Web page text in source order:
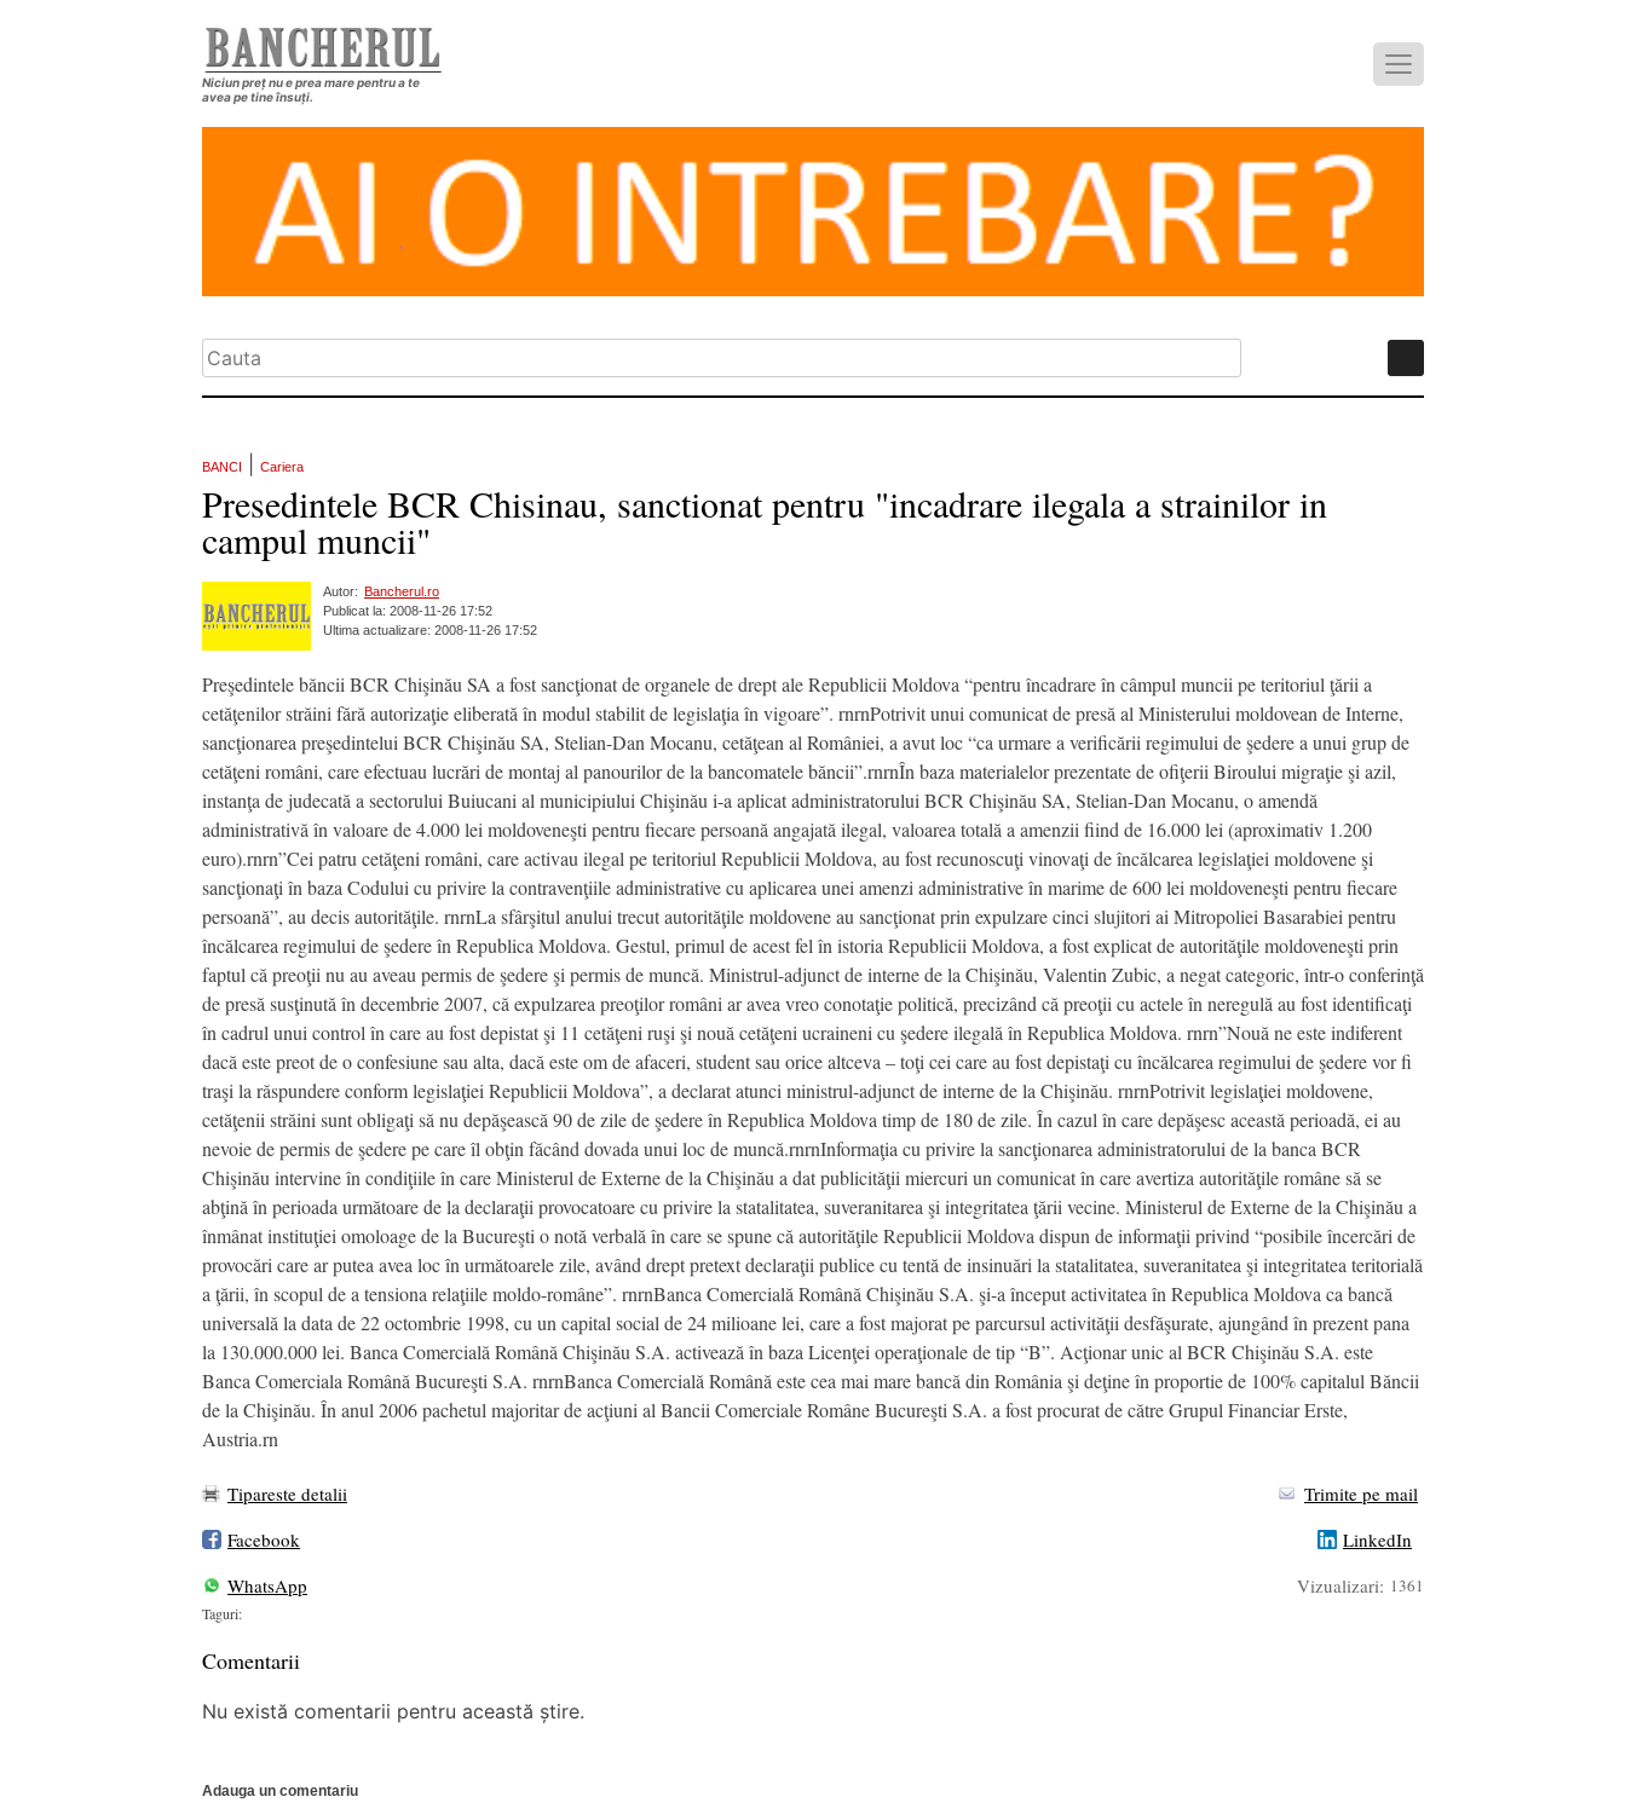
Niciun preț nu e prea mare pentru a te
avea pe tine însuți.
BANCI Cariera
Presedintele BCR Chisinau, sanctionat pentru "incadrare ilegala a strainilor in
campul muncii"
Autor:
Bancherul.ro
Publicat la: 2008-11-26 17:52
Ultima actualizare: 2008-11-26 17:52
Preşedintele băncii BCR Chişinău SA a fost sancţionat de organele de drept ale Republicii Moldova “pentru încadrare în câmpul muncii pe teritoriul ţării a
cetăţenilor străini fără autorizaţie eliberată în modul stabilit de legislaţia în vigoare”. rnrnPotrivit unui comunicat de presă al Ministerului moldovean de Interne,
sancţionarea preşedintelui BCR Chişinău SA, Stelian-Dan Mocanu, cetăţean al României, a avut loc “ca urmare a verificării regimului de şedere a unui grup de
cetăţeni români, care efectuau lucrări de montaj al panourilor de la bancomatele băncii”.rnrnÎn baza materialelor prezentate de ofiţerii Biroului migraţie şi azil,
instanţa de judecată a sectorului Buiucani al municipiului Chişinău i-a aplicat administratorului BCR Chişinău SA, Stelian-Dan Mocanu, o amendă
administrativă în valoare de 4.000 lei moldoveneşti pentru fiecare persoană angajată ilegal, valoarea totală a amenzii fiind de 16.000 lei (aproximativ 1.200
euro).rnrn”Cei patru cetăţeni români, care activau ilegal pe teritoriul Republicii Moldova, au fost recunoscuţi vinovaţi de încălcarea legislaţiei moldovene şi
sancţionaţi în baza Codului cu privire la contravenţiile administrative cu aplicarea unei amenzi administrative în marime de 600 lei moldoveneşti pentru fiecare
persoană”, au decis autorităţile. rnrnLa sfârşitul anului trecut autorităţile moldovene au sancţionat prin expulzare cinci slujitori ai Mitropoliei Basarabiei pentru
încălcarea regimului de şedere în Republica Moldova. Gestul, primul de acest fel în istoria Republicii Moldova, a fost explicat de autorităţile moldoveneşti prin
faptul că preoţii nu au aveau permis de şedere şi permis de muncă. Ministrul-adjunct de interne de la Chişinău, Valentin Zubic, a negat categoric, într-o conferinţă
de presă susţinută în decembrie 2007, că expulzarea preoţilor români ar avea vreo conotaţie politică, precizând că preoţii cu actele în neregulă au fost identificaţi
în cadrul unui control în care au fost depistat şi 11 cetăţeni ruşi şi nouă cetăţeni ucraineni cu şedere ilegală în Republica Moldova. rnrn”Nouă ne este indiferent
dacă este preot de o confesiune sau alta, dacă este om de afaceri, student sau orice altceva – toţi cei care au fost depistaţi cu încălcarea regimului de şedere vor fi
traşi la răspundere conform legislaţiei Republicii Moldova”, a declarat atunci ministrul-adjunct de interne de la Chişinău. rnrnPotrivit legislaţiei moldovene,
cetăţenii străini sunt obligaţi să nu depăşească 90 de zile de şedere în Republica Moldova timp de 180 de zile. În cazul în care depăşesc această perioadă, ei au
nevoie de permis de şedere pe care îl obţin făcând dovada unui loc de muncă.rnrnInformaţia cu privire la sancţionarea administratorului de la banca BCR
Chişinău intervine în condiţiile în care Ministerul de Externe de la Chişinău a dat publicităţii miercuri un comunicat în care avertiza autorităţile române să se
abţină în perioada următoare de la declaraţii provocatoare cu privire la statalitatea, suveranitarea şi integritatea ţării vecine. Ministerul de Externe de la Chişinău a
înmânat instituţiei omoloage de la Bucureşti o notă verbală în care se spune că autorităţile Republicii Moldova dispun de informaţii privind “posibile încercări de
provocări care ar putea avea loc în următoarele zile, având drept pretext declaraţii publice cu tentă de insinuări la statalitatea, suveranitatea şi integritatea teritorială
a ţării, în scopul de a tensiona relaţiile moldo-române”. rnrnBanca Comercială Română Chişinău S.A. şi-a început activitatea în Republica Moldova ca bancă
universală la data de 22 octombrie 1998, cu un capital social de 24 milioane lei, care a fost majorat pe parcursul activităţii desfăşurate, ajungând în prezent pana
la 130.000.000 lei. Banca Comercială Română Chişinău S.A. activează în baza Licenţei operaţionale de tip “B”. Acţionar unic al BCR Chişinău S.A. este
Banca Comerciala Română Bucureşti S.A. rnrnBanca Comercială Română este cea mai mare bancă din România şi deţine în proportie de 100% capitalul Băncii
de la Chişinău. În anul 2006 pachetul majoritar de acţiuni al Bancii Comerciale Române Bucureşti S.A. a fost procurat de către Grupul Financiar Erste,
Austria.rn
Tipareste detalii
Trimite pe mail
Facebook
LinkedIn
WhatsApp
Vizualizari: 1361
Taguri:
Comentarii
Nu există comentarii pentru această știre.
Adauga un comentariu